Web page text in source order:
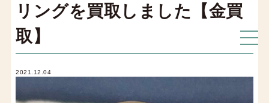
リングを買取しました【金買
取】
2021.12.04